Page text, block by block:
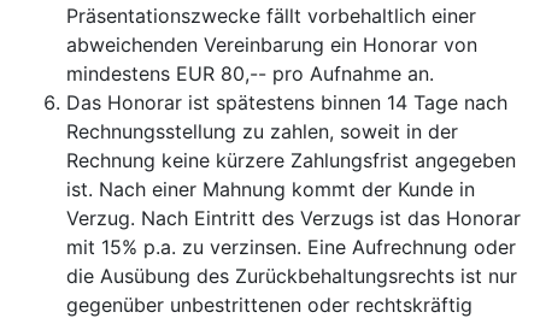
Präsentationszwecke fällt vorbehaltlich einer
abweichenden Vereinbarung ein Honorar von
mindestens EUR 80,-- pro Aufnahme an.
Das Honorar ist spätestens binnen 14 Tage nach
Rechnungsstellung zu zahlen, soweit in der
Rechnung keine kürzere Zahlungsfrist angegeben
ist. Nach einer Mahnung kommt der Kunde in
Verzug. Nach Eintritt des Verzugs ist das Honorar
mit 15% p.a. zu verzinsen. Eine Aufrechnung oder
die Ausübung des Zurückbehaltungsrechts ist nur
gegenüber unbestrittenen oder rechtskräftig